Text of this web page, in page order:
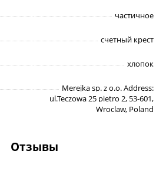
частичное
счетный крест
хлопок
Merejka sp. z o.o. Address:
ul.Teczowa 25 pietro 2, 53-601,
Wroclaw, Poland
Отзывы